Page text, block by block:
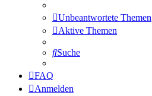
Unbeantwortete Themen
Aktive Themen
Suche
FAQ
Anmelden